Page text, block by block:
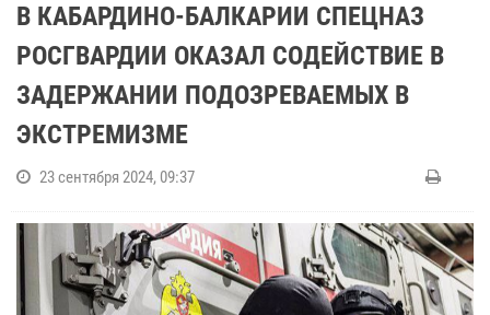
В КАБАРДИНО-БАЛКАРИИ СПЕЦНАЗ
РОСГВАРДИИ ОКАЗАЛ СОДЕЙСТВИЕ В
ЗАДЕРЖАНИИ ПОДОЗРЕВАЕМЫХ В
ЭКСТРЕМИЗМЕ
23 сентября 2024, 09:37